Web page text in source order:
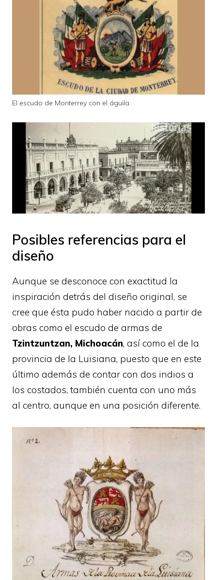
El escudo de Monterrey con el águila.
Posibles referencias para el
diseño
Aunque se desconoce con exactitud la
inspiración detrás del diseño original, se
cree que ésta pudo haber nacido a partir de
obras como el escudo de armas de
Tzintzuntzan, Michoacán, así como el de la
provincia de la Luisiana, puesto que en este
último además de contar con dos indios a
los costados, también cuenta con uno más
al centro, aunque en una posición diferente.